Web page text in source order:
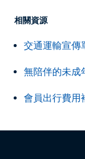
相關資源
交通運輸宣傳
無陪伴的未成
會員出行費用